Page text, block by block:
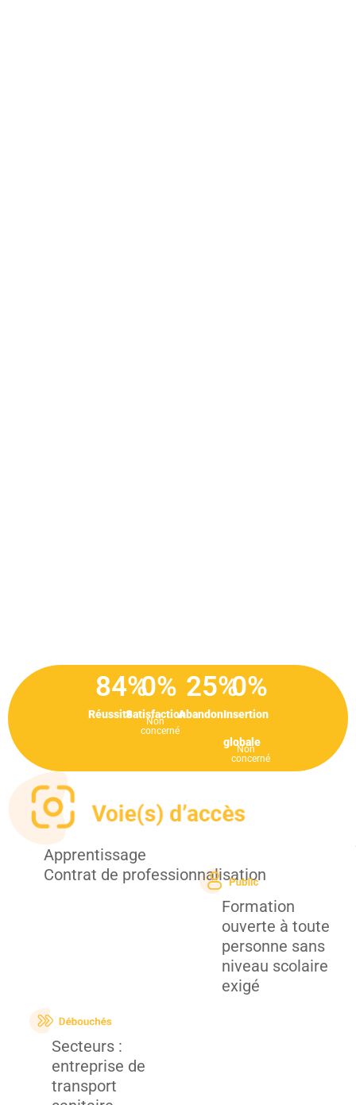
Réussite
84%
Satisfaction
0%
Non
concerné
Abandon
25%
Insertion
globale
0%
Non
concerné
Apprentissage
Contrat de professionnalisation
Formation
ouverte à toute
personne sans
niveau scolaire
exigé
Secteurs :
entreprise de
transport